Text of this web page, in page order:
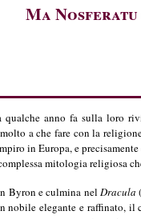
Ma
qualche anno fa sulla loro
a che fare con la
in Europa, e
mitologia religiosa
Byron e culmina nel Dracula
nobile elegante e raffinato,